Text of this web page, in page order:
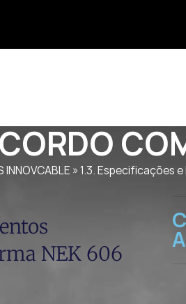
INNOVCABLE »1.3. Especificações
NEK 606